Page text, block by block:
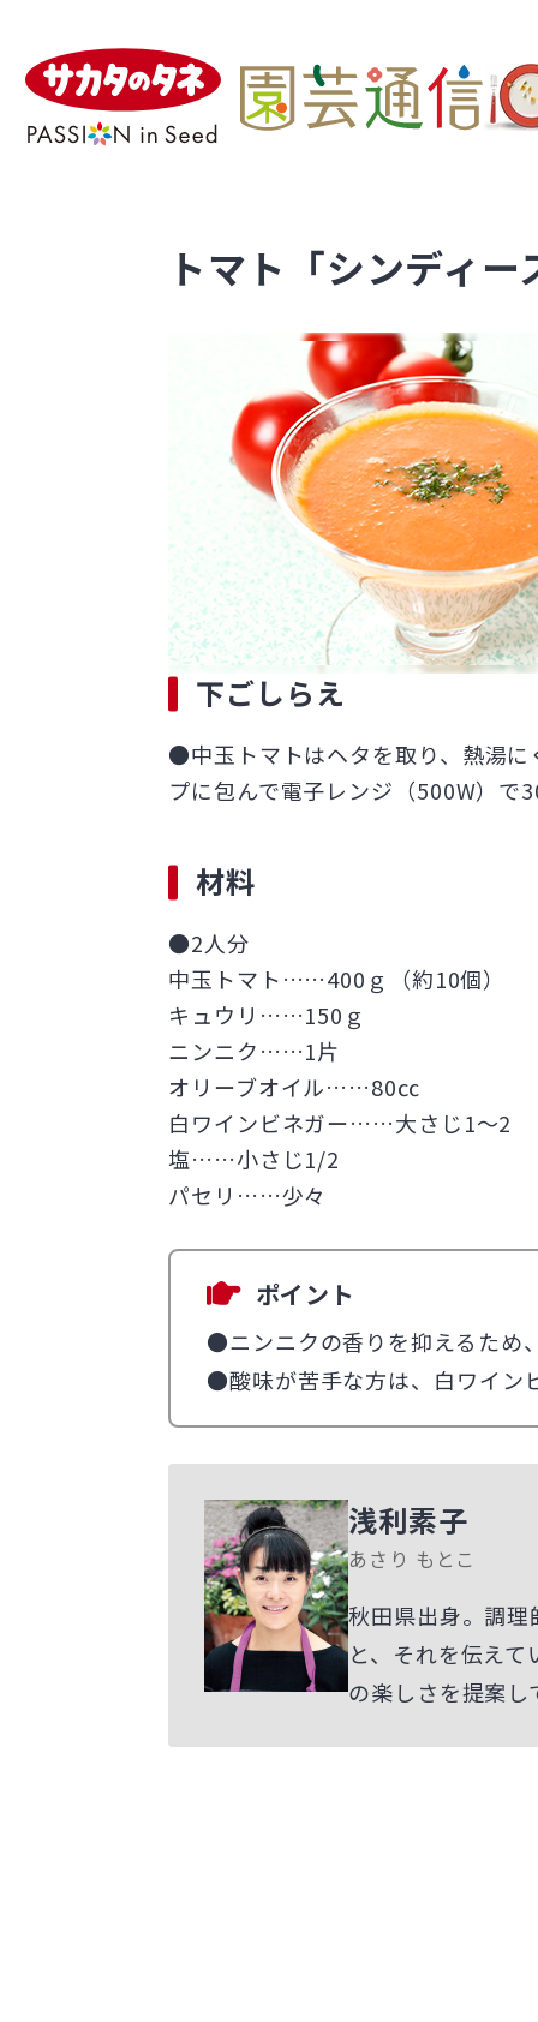
トマト「シンディ
下ごしらえ
●中玉トマトはヘタを取り、熱湯
プに包んで電子レンジ（500W）で
材料
●2人分
中玉トマト……400ｇ（約10個）
キュウリ……150ｇ
ニンニク……1片
オリーブオイル……80㏄
白ワインビネガー……大さじ1〜2
塩……小さじ1/2
パセリ……少々
ポイント
●ニンニクの香りを抑えるため
●酸味が苦手な方は、白ワイン
浅利素子
あさり もとこ
秋田県出身。調
と、それを伝え
の楽しさを提案